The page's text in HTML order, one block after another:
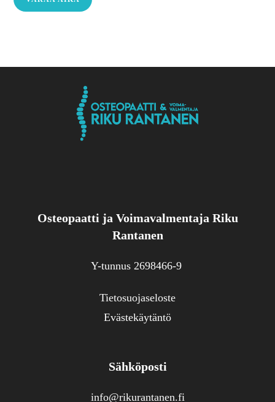
Osteopaatti ja Voimavalmentaja Riku
Rantanen
Y-tunnus 2698466-9
Tietosuojaseloste
Evästekäytäntö
Sähköposti
info@rikurantanen.fi